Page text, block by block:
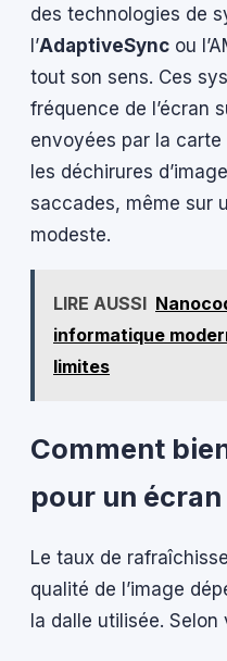
des technologies de
l’AdaptiveSync ou
tout son sens. Ces
fréquence de l’écran
envoyées par la
les déchirures
saccades, même sur
modeste.
LIRE AUSSI
informatique
limites
Comment
pour un écran
Le taux de
qualité de l’image
la dalle utilisée.